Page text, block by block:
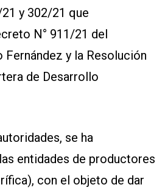
y 302/21 que
N° 911/21 del
y la Resolución
de Desarrollo
se ha
entidades de productores
con el objeto de dar